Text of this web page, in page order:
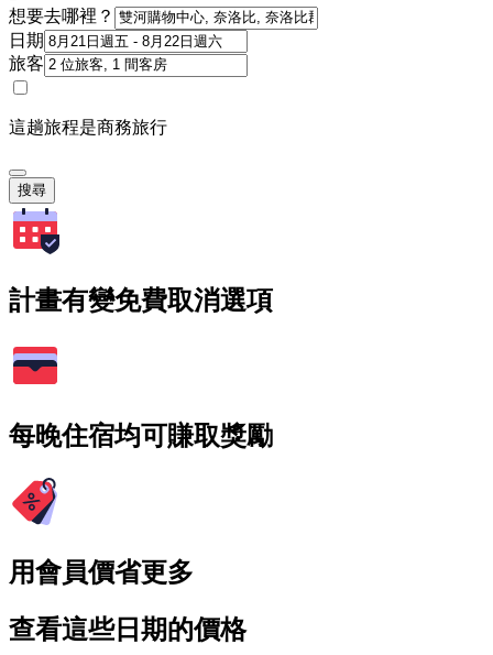
想要去哪裡？
日期
旅客
這趟旅程是商務旅行
搜尋
計畫有變免費取消選項
每晚住宿均可賺取獎勵
用會員價省更多
查看這些日期的價格